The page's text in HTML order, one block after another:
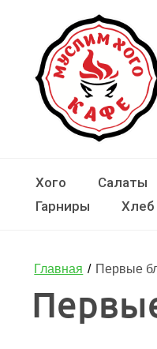
Хого Салаты
Гарниры
Хлеб
Главная / Первые